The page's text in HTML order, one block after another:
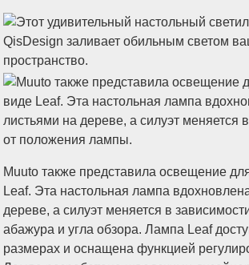
Muuto также представила освещение
Leaf. Эта настольная лампа
дереве, а силуэт меняется в
абажура и угла обзора. Лампа Leaf
размерах и оснащена функцией